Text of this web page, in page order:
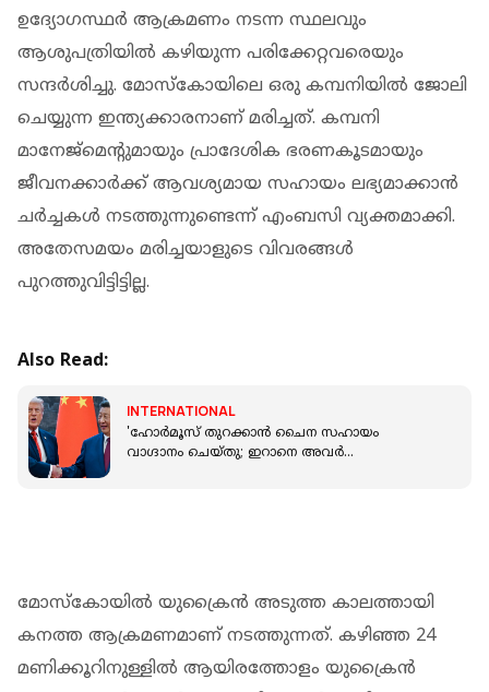
ഉദ്യോഗസ്ഥര്‍ ആക്രമണം നടന്ന സ്ഥലവും
ആശുപത്രിയില്‍ കഴിയുന്ന പരിക്കേറ്റവരെയും
സന്ദര്‍ശിച്ചു. മോസ്‌കോയിലെ ഒരു കമ്പനിയില്‍ ജോലി
ചെയ്യുന്ന ഇന്ത്യക്കാരനാണ് മരിച്ചത്. കമ്പനി
മാനേജ്‌മെന്റുമായും പ്രാദേശിക ഭരണകൂടമായും
ജീവനക്കാര്‍ക്ക് ആവശ്യമായ സഹായം ലഭ്യമാക്കാന്‍
ചര്‍ച്ചകള്‍ നടത്തുന്നുണ്ടെന്ന് എംബസി വ്യക്തമാക്കി.
അതേസമയം മരിച്ചയാളുടെ വിവരങ്ങള്‍
പുറത്തുവിട്ടിട്ടില്ല.
Also Read:
INTERNATIONAL
'ഹോർമൂസ് തുറക്കാൻ ചൈന സഹായം
വാഗ്ദാനം ചെയ്‌തു; ഇറാനെ അവ‍‍ർ
മോസ്‌കോയില്‍ യുക്രൈൻ അടുത്ത കാലത്തായി
കനത്ത ആക്രമണമാണ് നടത്തുന്നത്. കഴിഞ്ഞ 24
മണിക്കൂറിനുള്ളില്‍ ആയിരത്തോളം യുക്രൈൻ